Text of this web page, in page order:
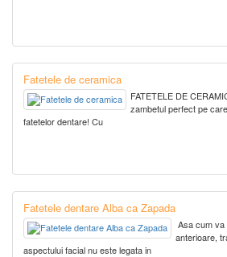
Fatetele de ceramica
FATETELE DE
zambetul perfect pe
fatetelor dentare! Cu
Fatetele dentare Alba ca Zapada
Asa cum va
anterioare,
aspectului facial nu este legata in